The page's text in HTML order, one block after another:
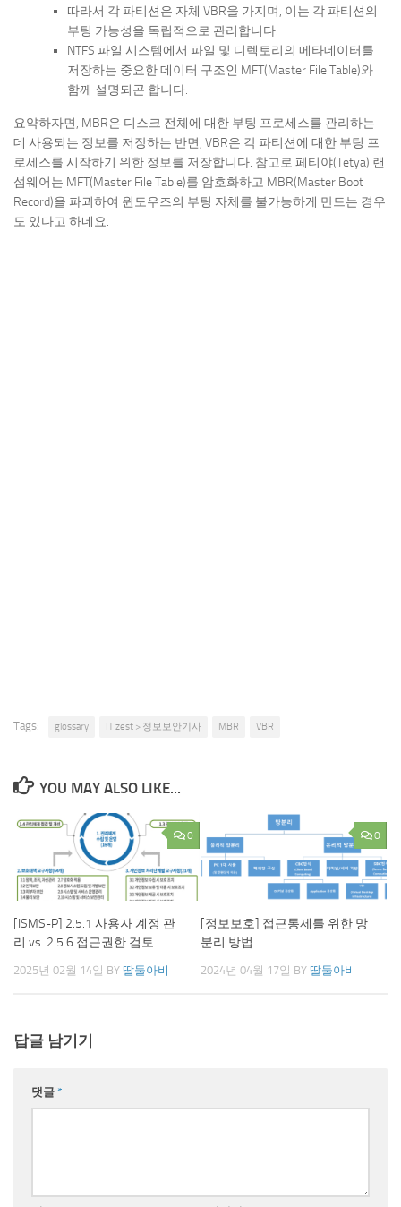
따라서 각 파티션은 자체 VBR을 가지며, 이는 각 파티션의
부팅 가능성을 독립적으로 관리합니다.
NTFS 파일 시스템에서 파일 및 디렉토리의 메타데이터를
저장하는 중요한 데이터 구조인 MFT(Master File Table)와
함께 설명되곤 합니다.
요약하자면, MBR은 디스크 전체에 대한 부팅 프로세스를 관리하는
데 사용되는 정보를 저장하는 반면, VBR은 각 파티션에 대한 부팅 프
로세스를 시작하기 위한 정보를 저장합니다. 참고로 페티야(Tetya) 랜
섬웨어는 MFT(Master File Table)를 암호화하고 MBR(Master Boot
Record)을 파괴하여 윈도우즈의 부팅 자체를 불가능하게 만드는 경우
도 있다고 하네요.
Tags: glossary IT zest > 정보보안기사 MBR VBR
YOU MAY ALSO LIKE...
0
[ISMS-P] 2.5.1 사용자 계정 관
리 vs. 2.5.6 접근권한 검토
2025년 02월 14일 BY 딸둘아비
0
[정보보호] 접근통제를 위한 망
분리 방법
2024년 04월 17일 BY 딸둘아비
답글 남기기
댓글 *